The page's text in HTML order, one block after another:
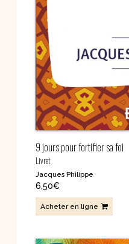
9 jours pour fortifier sa foi
Livret
Jacques Philippe
6,50€
Acheter en ligne